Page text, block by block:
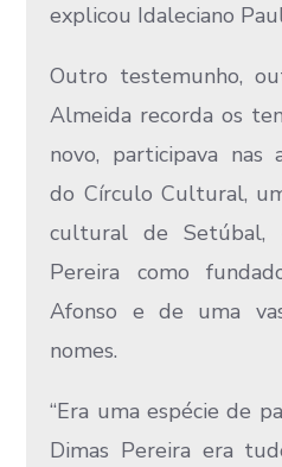
explicou Idaleciano
Outro testemunho,
Almeida recorda os
novo, participava nas
do Círculo Cultural,
cultural de Setúbal,
Pereira como
Afonso e de uma
nomes.
“Era uma espécie de
Dimas Pereira era